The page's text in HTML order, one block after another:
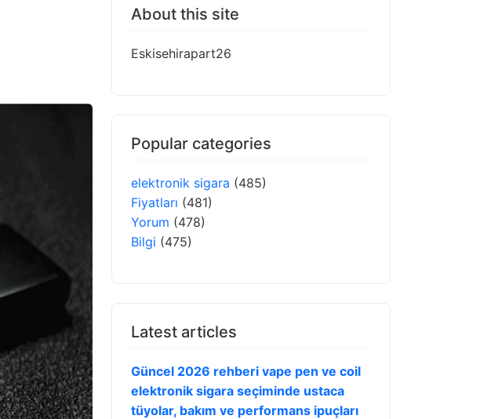
About this site
Eskisehirapart26
Popular categories
elektronik sigara (485)
Fiyatları (481)
Yorum (478)
Bilgi (475)
Latest articles
Güncel 2026 rehberi vape pen ve coil
elektronik sigara seçiminde ustaca
tüyolar, bakım ve performans ipuçları